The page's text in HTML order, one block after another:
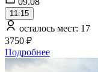
11:15
осталось мест: 17
3750 ₽
Подробнее